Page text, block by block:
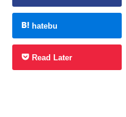
hatebu
Read Later